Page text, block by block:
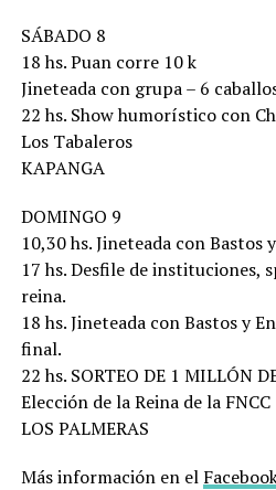
SÁBADO 8
18 hs. Puan corre 10 k
Jineteada con grupa – 6
22 hs. Show humorístico con
Los Tabaleros
KAPANGA
DOMINGO 9
10,30 hs. Jineteada con Bastos
17 hs. Desfile de instituciones,
reina.
18 hs. Jineteada con Bastos y
final.
22 hs. SORTEO DE 1 MILLÓN
Elección de la Reina de la FNCC
LOS PALMERAS
Más información en el